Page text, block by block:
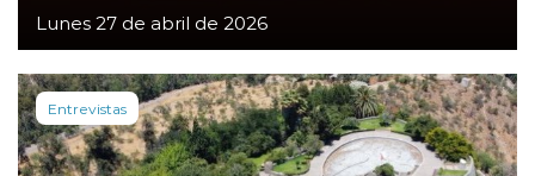
Lunes 27 de abril de 2026
Entrevistas